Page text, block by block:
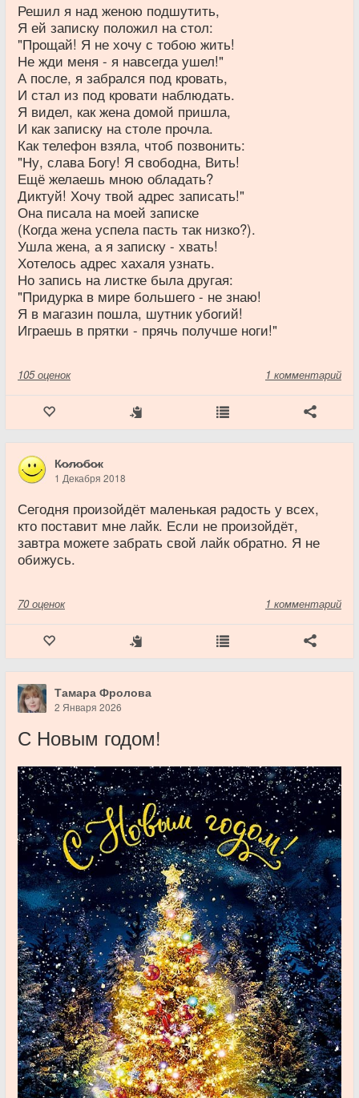
Решил я над женою подшутить,
Я ей записку положил на стол:
"Прощай! Я не хочу с тобою жить!
Не жди меня - я навсегда ушел!"
А после, я забрался под кровать,
И стал из под кровати наблюдать.
Я видел, как жена домой пришла,
И как записку на столе прочла.
Как телефон взяла, чтоб позвонить:
"Ну, слава Богу! Я свободна, Вить!
Ещё желаешь мною обладать?
Диктуй! Хочу твой адрес записать!"
Она писала на моей записке
(Когда жена успела пасть так низко?).
Ушла жена, а я записку - хвать!
Хотелось адрес хахаля узнать.
Но запись на листке была другая:
"Придурка в мире большего - не знаю!
Я в магазин пошла, шутник убогий!
Играешь в прятки - прячь получше ноги!"
105 оценок 1 комментарий
К̷о̷л̷о̷б̷о̷к
1 Декабря 2018
Сегодня произойдёт маленькая радость у всех,
кто поставит мне лайк. Если не произойдёт,
завтра можете забрать свой лайк обратно. Я не
обижусь.
70 оценок 1 комментарий
Тамара Фролова
2 Января 2026
С Новым годом!